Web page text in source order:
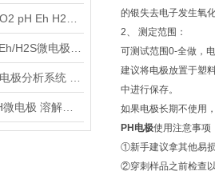
的银失去电子发生氧
2、 测定范围：
可测试范围0-全做，
建议将电极放置于塑
中进行保存。
如果电极长期不使用
PH电极使用注意事项
①新手建议拿其他易
②穿刺样品之前检查